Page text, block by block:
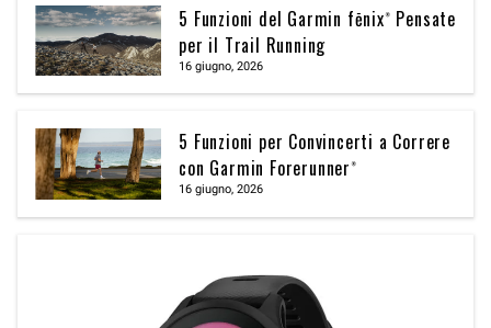
5 Funzioni del Garmin fēnix® Pensate
per il Trail Running
16 giugno, 2026
5 Funzioni per Convincerti a Correre
con Garmin Forerunner®
16 giugno, 2026